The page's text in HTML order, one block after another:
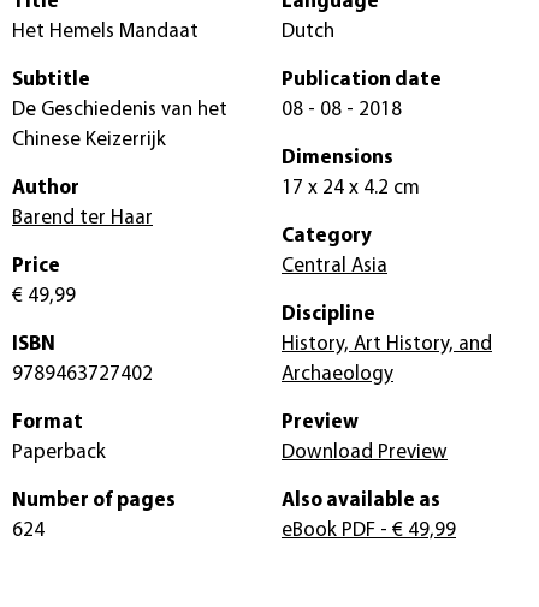
Het Hemels Mandaat
Subtitle
De Geschiedenis van het
Chinese Keizerrijk
Author
Barend ter Haar
Price
€ 49,99
ISBN
9789463727402
Format
Paperback
Number of pages
624
Dutch
Publication date
08 - 08 - 2018
Dimensions
17 x 24 x 4.2 cm
Category
Central Asia
Discipline
History, Art History, and
Archaeology
Preview
Download Preview
Also available as
eBook PDF - € 49,99